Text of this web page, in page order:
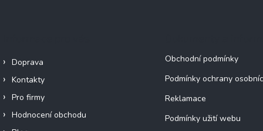
Doprava
Kontakty
Pro firmy
Hodnocení obchodu
Obchodní podmínky
Podmínky ochrany
Reklamace
Podmínky užití webu